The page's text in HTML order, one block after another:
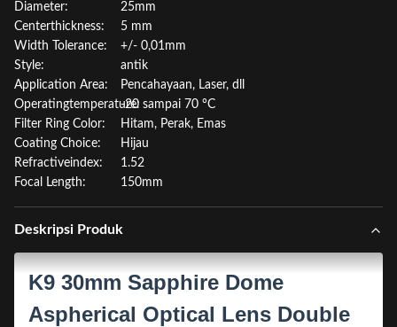
Diameter:
25mm
Centerthickness:
5 mm
Width Tolerance:
+/- 0,01mm
Style:
antik
Application Area:
Pencahayaan, Laser, dll
Operatingtemperature:-20 sampai 70 °C
Filter Ring Color:
Hitam, Perak, Emas
Coating Choice:
Hijau
Refractiveindex:
1.52
Focal Length:
150mm
Deskripsi Produk
K9 30mm Sapphire Dome
Aspherical Optical Lens Double